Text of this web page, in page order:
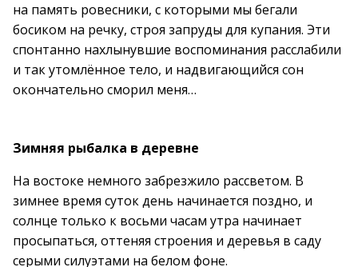
на память ровесники, с которыми мы бегали
босиком на речку, строя запруды для купания. Эти
спонтанно нахлынувшие воспоминания расслабили
и так утомлённое тело, и надвигающийся сон
окончательно сморил меня…
Зимняя рыбалка в деревне
На востоке немного забрезжило рассветом. В
зимнее время суток день начинается поздно, и
солнце только к восьми часам утра начинает
просыпаться, оттеняя строения и деревья в саду
серыми силуэтами на белом фоне.